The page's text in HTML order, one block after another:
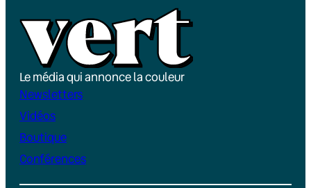
Le média qui annonce la couleur
Newsletters
Vidéos
Boutique
Conférences